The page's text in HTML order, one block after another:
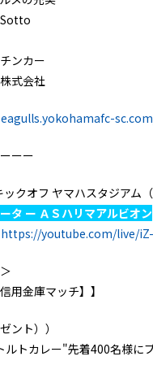
Sotto
ンカー
式会社
ーー
クオフ ヤマハスタジアム（
タ ー ＡＳハリマアルビオン
https://youtube.com/live/
用金庫マッチ】】
ント））
トカレー"先着400名様に